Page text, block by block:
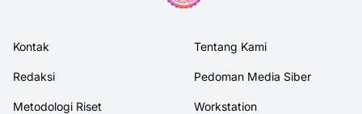
Kontak Tentang Kami
Redaksi Pedoman Media Siber
Metodologi Riset Workstation